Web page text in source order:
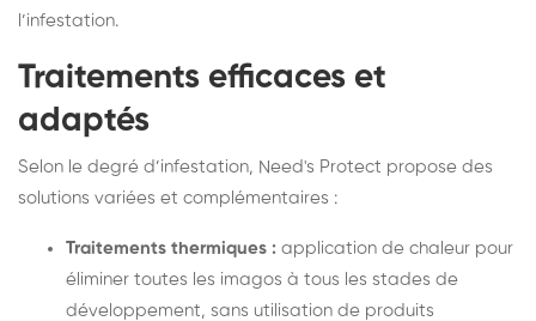
l’infestation.
Traitements efficaces et
adaptés
Selon le degré d’infestation, Need's Protect propose des
solutions variées et complémentaires :
Traitements thermiques : application de chaleur pour
éliminer toutes les imagos à tous les stades de
développement, sans utilisation de produits